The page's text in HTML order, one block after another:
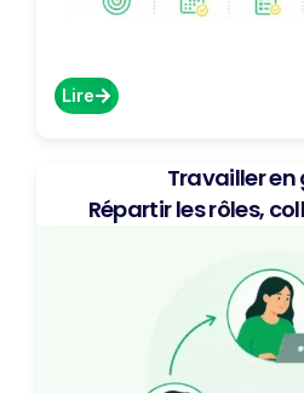
Lire
Travailler en
Répartir les rôles,